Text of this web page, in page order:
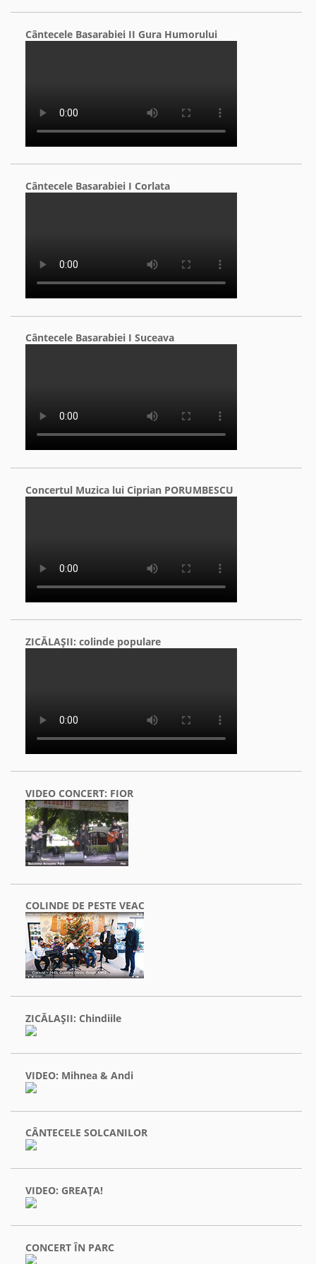
Cântecele Basarabiei II Gura Humorului
Cântecele Basarabiei I Corlata
Cântecele Basarabiei I Suceava
Concertul Muzica lui Ciprian PORUMBESCU
ZICĂLAŞII: colinde populare
VIDEO CONCERT: FIOR
COLINDE DE PESTE VEAC
ZICĂLAŞII: Chindiile
VIDEO: Mihnea & Andi
CÂNTECELE SOLCANILOR
VIDEO: GREAŢA!
CONCERT ÎN PARC